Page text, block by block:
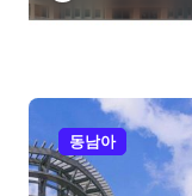
동남아